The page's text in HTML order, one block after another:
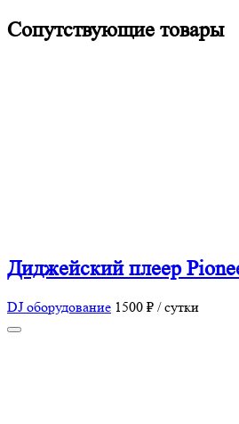
Сопутствующие товары
Диджейский плеер
DJ оборудование 1500 ₽ / сутки